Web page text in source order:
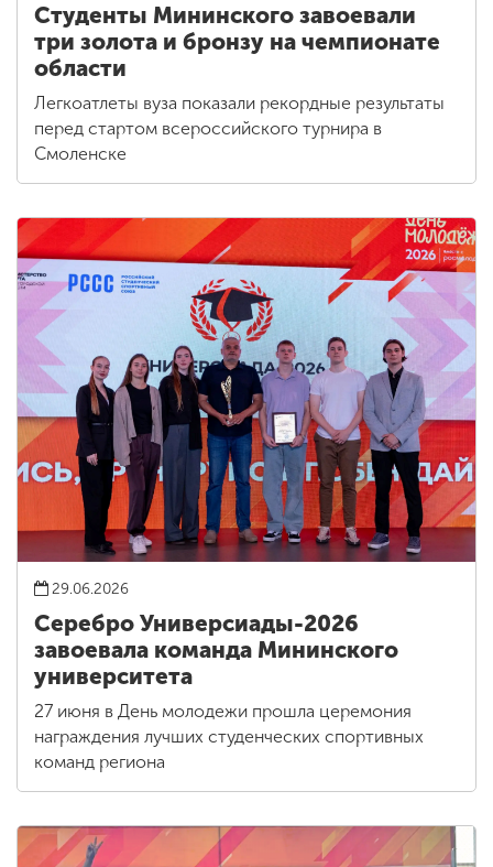
Студенты Мининского завоевали
три золота и бронзу на чемпионате
области
Легкоатлеты вуза показали рекордные результаты
перед стартом всероссийского турнира в
Смоленске
29.06.2026
Серебро Универсиады-2026
завоевала команда Мининского
университета
27 июня в День молодежи прошла церемония
награждения лучших студенческих спортивных
команд региона